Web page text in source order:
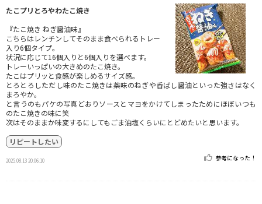
たこプリとろやわたこ焼き
『たこ焼き ねぎ醤油味』
こちらはレンチンしてそのまま食べられるトレー
入り6個タイプ。
状況に応じて16個入りと6個入りを選べます。
トレーいっぱいの大きめのたこ焼き。
たこはプリッと食感が楽しめるサイズ感。
とろとろしただし味のたこ焼きは薬味のねぎや香ばし醤油といった強さはなく
まろやか。
と言うのもパケの写真どおりソースとマヨをかけてしまったためにほぼいつも
のたこ焼きの味に笑
次はそのままか味変するにしてもごま油塩くらいにとどめたいと思います。
リピートしたい
2025.08.13 20:06:10 参考になった！